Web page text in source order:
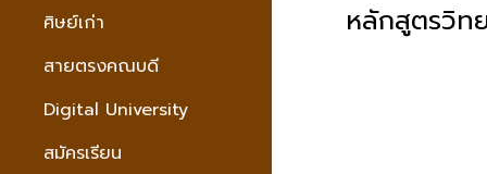
ศิษย์เก่า
สายตรงคณบดี
Digital University
สมัครเรียน
หลักสูตรวิท